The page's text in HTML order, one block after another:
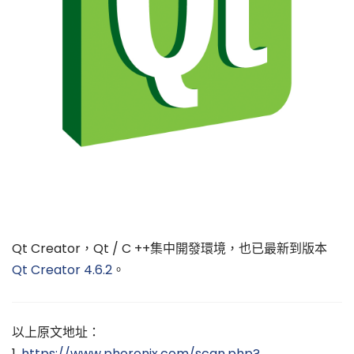
Qt Creator，Qt / C ++集中開發環境，也已最新到版本
Qt Creator 4.6.2 。
以上原文地址：